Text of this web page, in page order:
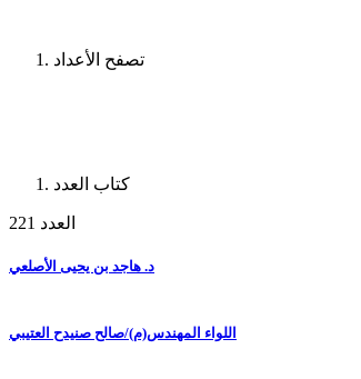
تصفح الأعداد
كتاب العدد
العدد 221
د. هاجد بن يحيى الأصلعي
اللواء المهندس(م)/صالح صنيدح العتيبي